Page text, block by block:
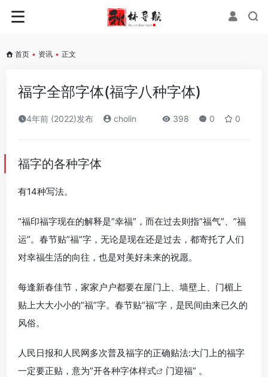
首页 • 资讯 • 正文
福字全部字体(福字八种字体)
4年前 (2022)发布 cholin 398 0 0
福字的各种字体
有14种写法。
“福印福字现在的解释是”幸福”，而在过去则指”福气”、”福
运”。春节贴”福”字，无论是现在还是过去，都寄托了人们
对幸福生活的向往，也是对美好未来的祝愿。
每逢新春佳节，家家户户都要在屋门上、墙壁上、门楣上
贴上大大小小的”福”字。春节贴”福”字，是民间由来已久的
风俗。
人民日报和人民网多次普及福字的正确贴法:大门上的福字
一定要正贴，意为”开各种字体样式 门迎福” 。